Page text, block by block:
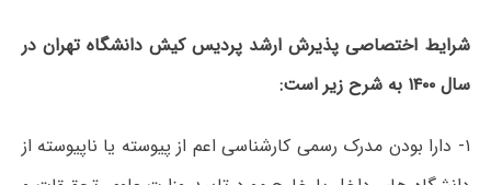
شرایط اختصاصی پذیرش ارشد پردیس کیش دانشگاه تهران در
سال ۱۴۰۰ به شرح زیر است:
۱- دارا بودن مدرک رسمی کارشناسی اعم از پیوسته یا ناپیوسته از